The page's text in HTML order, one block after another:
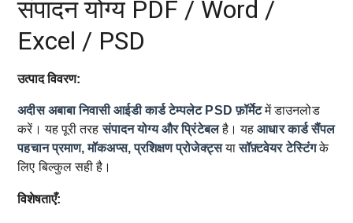
संपादन योग्य PDF / Word /
Excel / PSD
उत्पाद विवरण:
अदीस अबाबा निवासी आईडी कार्ड टेम्पलेट PSD फ़ॉर्मेटमें डाउनलोड
करें। यह पूरी तरहसंपादन योग्य और प्रिंटेबलहै। यहआधार कार्ड सैंपल
पहचान प्रमाण, मॉकअप्स, प्रशिक्षण प्रोजेक्ट्सयासॉफ़्टवेयर टेस्टिंगके
लिए बिल्कुल सही है।
विशेषताएँ: